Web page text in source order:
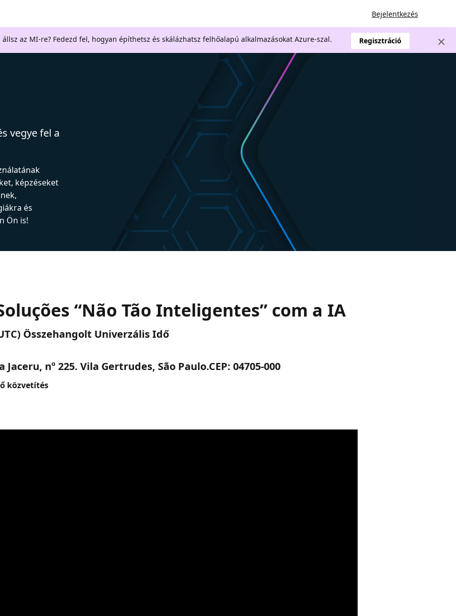
Bejelentkezés
állsz az MI-re? Fedezd fel, hogyan építhetsz és skálázhatsz felhőalapú alkalmazásokat Azure-szal. Regisztráció
vegye fel a
képzéseket
és
Ön is!
“Não Tão Inteligentes” com a IA
Összehangolt Univerzális Idő
nº 225. Vila Gertrudes, São Paulo.CEP: 04705-000
közvetítés